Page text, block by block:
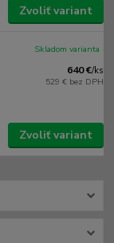
Zvoliť variant
640 €/ks
529 € bez DPH
Skladom varianta
Zvoliť variant